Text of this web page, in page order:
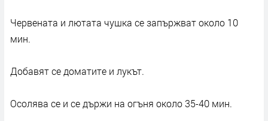
Червената и лютата чушка се запържват около 10
мин.
Добавят се доматите и лукът.
Осолява се и се държи на огъня около 35-40 мин.